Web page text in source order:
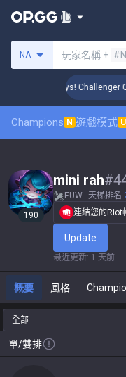
NA 玩家名稱 +
Up in 3 Days! Challenger
Champions N 遊戲模式 U
190
mini rah#
EUW 天梯排名
連結您的Riot
Update
最近更新: 1 天前
概要 風格
全部
單/雙排